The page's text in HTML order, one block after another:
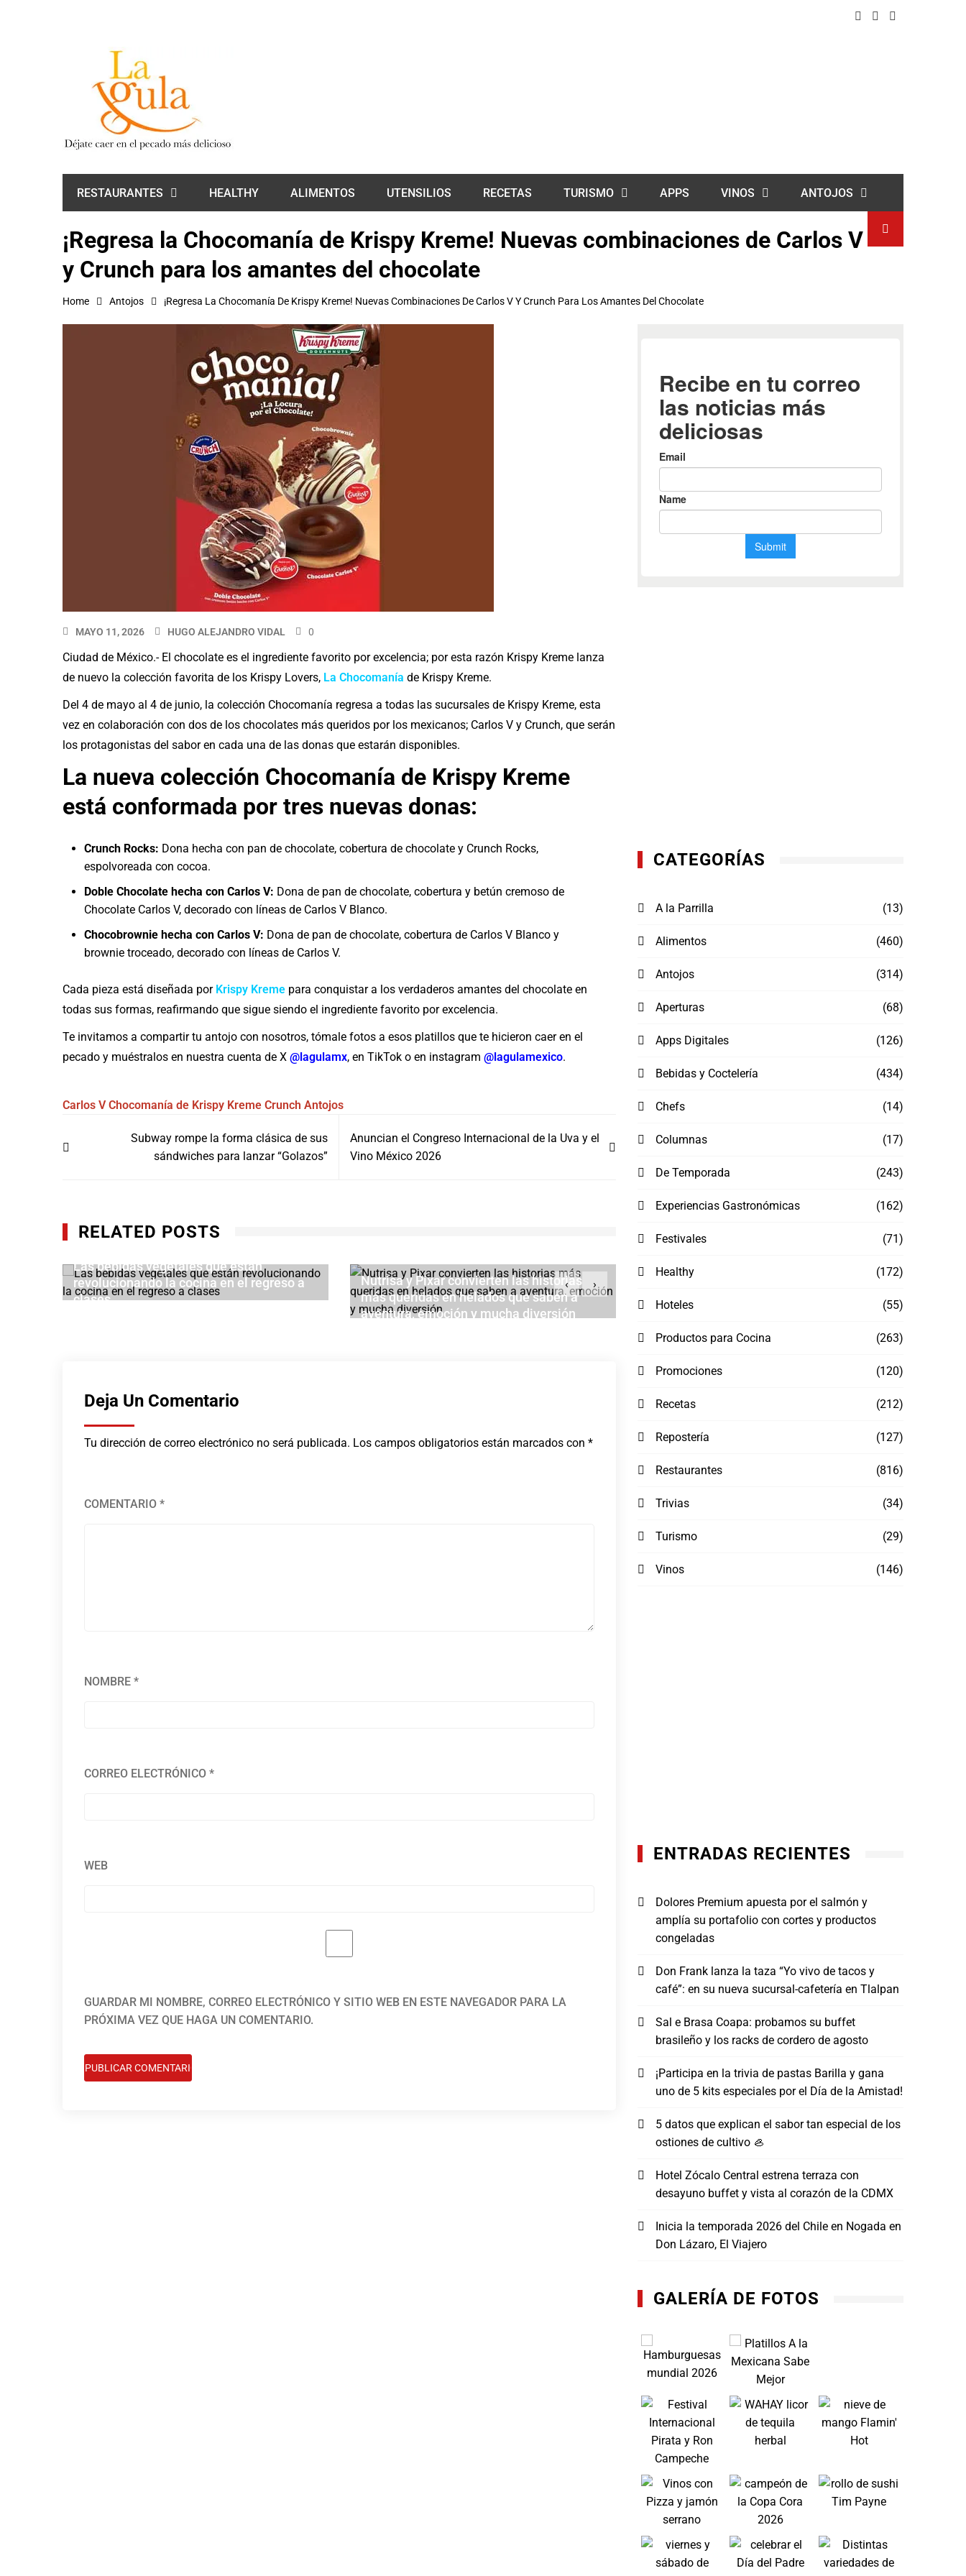
RESTAURANTES HEALTHY ALIMENTOS UTENSILIOS RECETAS TURISMO APPS VINOS ANTOJOS
¡Regresa la Chocomanía de Krispy Kreme! Nuevas combinaciones de Carlos V
y Crunch para los amantes del chocolate
Home Antojos ¡Regresa La Chocomanía De Krispy Kreme! Nuevas Combinaciones De Carlos V Y Crunch Para Los Amantes Del Chocolate
MAYO 11, 2026 HUGO ALEJANDRO VIDAL 0
Ciudad de México.- El chocolate es el ingrediente favorito por excelencia; por esta razón Krispy Kreme lanza
de nuevo la colección favorita de los Krispy Lovers, La Chocomanía de Krispy Kreme.
Del 4 de mayo al 4 de junio, la colección Chocomanía regresa a todas las sucursales de Krispy Kreme, esta
vez en colaboración con dos de los chocolates más queridos por los mexicanos; Carlos V y Crunch, que serán
los protagonistas del sabor en cada una de las donas que estarán disponibles.
La nueva colección Chocomanía de Krispy Kreme
está conformada por tres nuevas donas:
Crunch Rocks: Dona hecha con pan de chocolate, cobertura de chocolate y Crunch Rocks,
espolvoreada con cocoa.
Doble Chocolate hecha con Carlos V: Dona de pan de chocolate, cobertura y betún cremoso de
Chocolate Carlos V, decorado con líneas de Carlos V Blanco.
Chocobrownie hecha con Carlos V: Dona de pan de chocolate, cobertura de Carlos V Blanco y
brownie troceado, decorado con líneas de Carlos V.
Cada pieza está diseñada por Krispy Kreme para conquistar a los verdaderos amantes del chocolate en
todas sus formas, reafirmando que sigue siendo el ingrediente favorito por excelencia.
Te invitamos a compartir tu antojo con nosotros, tómale fotos a esos platillos que te hicieron caer en el
pecado y muéstralos en nuestra cuenta de X @lagulamx, en TikTok o en instagram @lagulamexico.
Carlos V Chocomanía de Krispy Kreme Crunch Antojos
Navegación
de
Subway rompe la forma clásica de sus
sándwiches para lanzar “Golazos”
Anuncian el Congreso Internacional de la Uva y el
Vino México 2026
RELATED POSTS
Las bebidas vegetales que están
revolucionando la cocina en el regreso a
clases
Nutrisa y Pixar convierten las historias
más queridas en helados que saben a
aventura, emoción y mucha diversión
Spider-Man: Un nuevo día, se apodera de
‹ ›
Deja Un Comentario
Tu dirección de correo electrónico no será publicada. Los campos obligatorios están marcados con *
COMENTARIO *
NOMBRE *
CORREO ELECTRÓNICO *
WEB
GUARDAR MI NOMBRE, CORREO ELECTRÓNICO Y SITIO WEB EN ESTE NAVEGADOR PARA LA
PRÓXIMA VEZ QUE HAGA UN COMENTARIO.
CATEGORÍAS
A la Parrilla (13)
Alimentos (460)
Antojos (314)
Aperturas (68)
Apps Digitales (126)
Bebidas y Coctelería (434)
Chefs (14)
Columnas (17)
De Temporada (243)
Experiencias Gastronómicas (162)
Festivales (71)
Healthy (172)
Hoteles (55)
Productos para Cocina (263)
Promociones (120)
Recetas (212)
Repostería (127)
Restaurantes (816)
Trivias (34)
Turismo (29)
Vinos (146)
ENTRADAS RECIENTES
Dolores Premium apuesta por el salmón y
amplía su portafolio con cortes y productos
congeladas
Don Frank lanza la taza “Yo vivo de tacos y
café”: en su nueva sucursal-cafetería en Tlalpan
Sal e Brasa Coapa: probamos su buffet
brasileño y los racks de cordero de agosto
¡Participa en la trivia de pastas Barilla y gana
uno de 5 kits especiales por el Día de la Amistad!
5 datos que explican el sabor tan especial de los
ostiones de cultivo 🦪
Hotel Zócalo Central estrena terraza con
desayuno buffet y vista al corazón de la CDMX
Inicia la temporada 2026 del Chile en Nogada en
Don Lázaro, El Viajero
GALERÍA DE FOTOS